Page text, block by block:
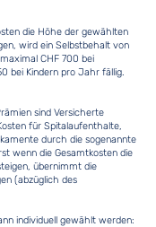
die Höhe der gewählten
wird ein Selbstbehalt von
CHF 700 bei
bei Kindern pro Jahr fällig.
sind Versicherte
für Spitalaufenthalte,
durch die sogenannte
wenn die Gesamtkosten die
übernimmt die
(abzüglich des
individuell gewählt werden: